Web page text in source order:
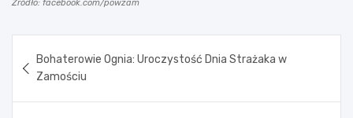
Źródło: facebook.com/powzam
wpisu
Bohaterowie Ognia: Uroczystość Dnia Strażaka w
Zamościu